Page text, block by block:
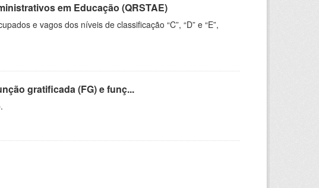
em Educação (QRSTAE)
e vagos dos níveis de classificação “C”, “D” e “E”,
gratificada (FG) e funç...